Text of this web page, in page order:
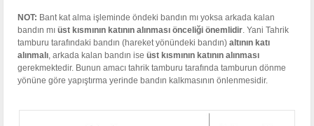
NOT: Bant kat alma işleminde öndeki bandın mı yoksa arkada kalan
bandın mıüst kısmının katının alınması önceliği önemlidir. Yani Tahrik
tamburu tarafındaki bandın (hareket yönündeki bandın)altının katı
alınmalı, arkada kalan bandın iseüst kısmının katının alınması
gerekmektedir. Bunun amacı tahrik tamburu tarafında tamburun dönme
yönüne göre yapıştırma yerinde bandın kalkmasının önlenmesidir.